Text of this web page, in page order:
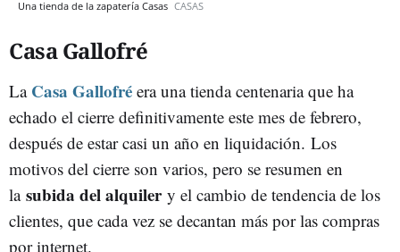
Una tienda de la zapatería Casas CASAS
Casa Gallofré
LaCasa Gallofré era una tienda centenaria que ha
echado el cierre definitivamente este mes de febrero,
después de estar casi un año en liquidación. Los
motivos del cierre son varios, pero se resumen en
la subida del alquilery el cambio de tendencia de los
clientes, que cada vez se decantan más por las compras
por internet.